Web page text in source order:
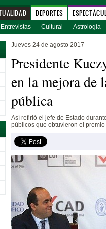
DEPORTES
Entrevistas Cultural Astrología
Jueves 24 de agosto 2017
Presidente
en la mejora de
pública
Así refirió el jefe de Estado
públicos que obtuvieron el